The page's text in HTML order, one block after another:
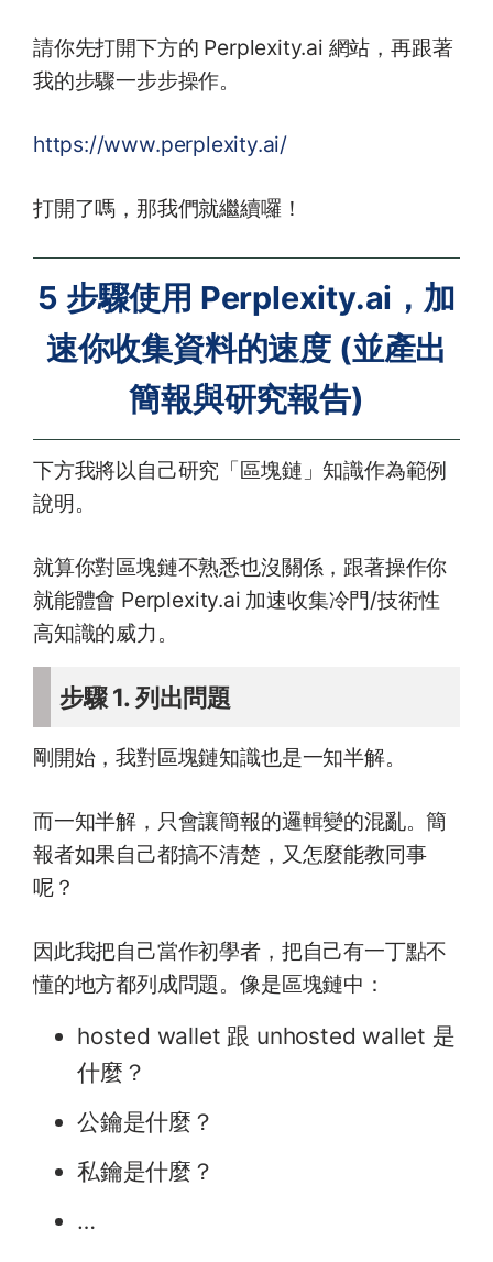
請你先打開下方的 Perplexity.ai 網站，再跟著
我的步驟一步步操作。
https://www.perplexity.ai/
打開了嗎，那我們就繼續囉！
5 步驟使用 Perplexity.ai，加
速你收集資料的速度 (並產出
簡報與研究報告)
下方我將以自己研究「區塊鏈」知識作為範例
說明。
就算你對區塊鏈不熟悉也沒關係，跟著操作你
就能體會 Perplexity.ai 加速收集冷門/技術性
高知識的威力。
步驟 1. 列出問題
剛開始，我對區塊鏈知識也是一知半解。
而一知半解，只會讓簡報的邏輯變的混亂。簡
報者如果自己都搞不清楚，又怎麼能教同事
呢？
因此我把自己當作初學者，把自己有一丁點不
懂的地方都列成問題。像是區塊鏈中：
hosted wallet 跟 unhosted wallet 是
什麼？
公鑰是什麼？
私鑰是什麼？
…